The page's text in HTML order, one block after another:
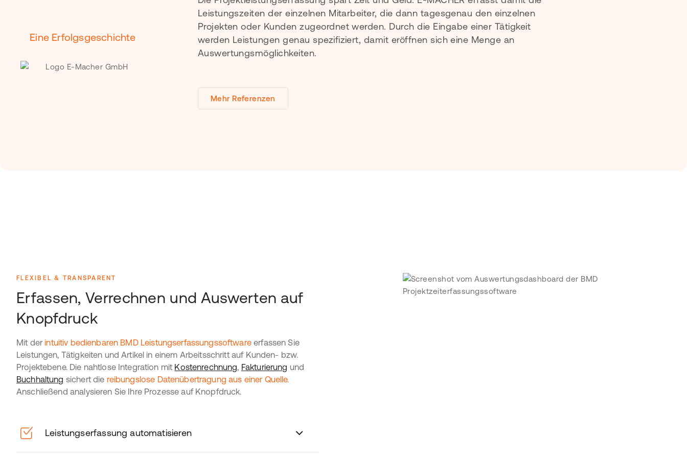
Eine Erfolgsgeschichte
Leistungszeiten der einzelnen Mitarbeiter, die dann tagesgenau den einzelnen
Projekten oder Kunden zugeordnet werden. Durch die Eingabe einer Tätigkeit
werden Leistungen genau spezifiziert, damit eröffnen sich eine Menge an
Auswertungsmöglichkeiten.
Mehr Referenzen
FLEXIBEL & TRANSPARENT
Erfassen, Verrechnen und Auswerten auf
Knopfdruck
Mit derintuitiv bedienbaren BMD Leistungserfassungssoftwareerfassen Sie
Leistungen, Tätigkeiten und Artikel in einem Arbeitsschritt auf Kunden- bzw.
Projektebene. Die nahtlose Integration mit Kostenrechnung, Fakturierung und
Buchhaltung sichert die reibungslose Datenübertragung aus einer Quelle.
Anschließend analysieren Sie Ihre Prozesse auf Knopfdruck.
Leistungserfassung automatisieren